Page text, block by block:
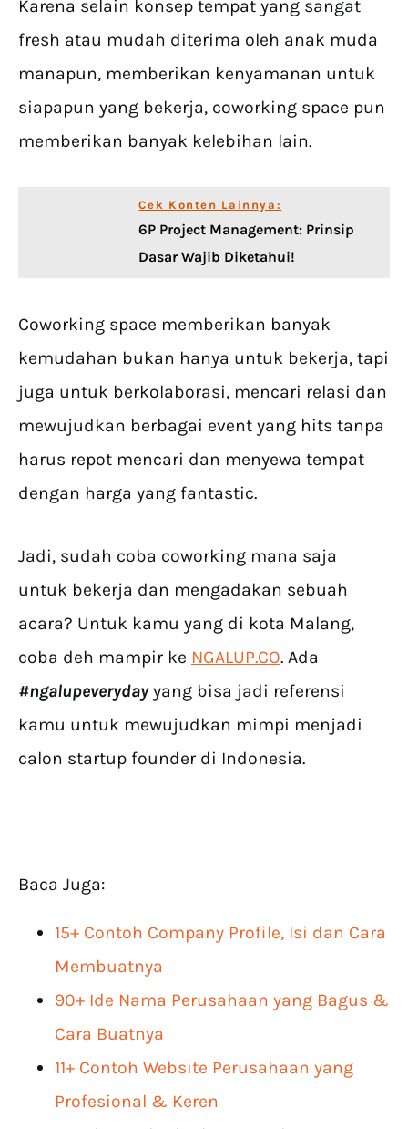
Karena selain konsep tempat yang sangat
fresh atau mudah diterima oleh anak muda
manapun, memberikan kenyamanan untuk
siapapun yang bekerja, coworking space pun
memberikan banyak kelebihan lain.
Cek Konten Lainnya:
6P Project Management: Prinsip
Dasar Wajib Diketahui!
Coworking space memberikan banyak
kemudahan bukan hanya untuk bekerja, tapi
juga untuk berkolaborasi, mencari relasi dan
mewujudkan berbagai event yang hits tanpa
harus repot mencari dan menyewa tempat
dengan harga yang fantastic.
Jadi, sudah coba coworking mana saja
untuk bekerja dan mengadakan sebuah
acara? Untuk kamu yang di kota Malang,
coba deh mampir ke NGALUP.CO. Ada
#ngalupeverydayyang bisa jadi referensi
kamu untuk mewujudkan mimpi menjadi
calon startup founder di Indonesia.
Baca Juga:
15+ Contoh Company Profile, Isi dan Cara
Membuatnya
90+ Ide Nama Perusahaan yang Bagus &
Cara Buatnya
11+ Contoh Website Perusahaan yang
Profesional & Keren